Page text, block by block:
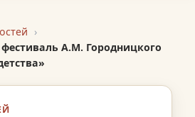
А.М. Городницкого